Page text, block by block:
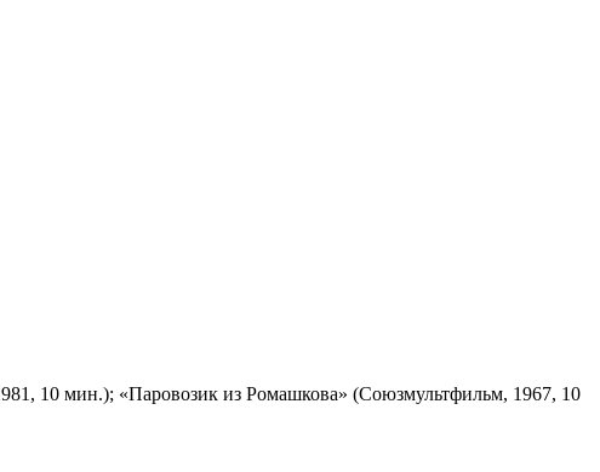
10 мин.); «Паровозик из Ромашкова» (Союзмультфильм, 1967, 10